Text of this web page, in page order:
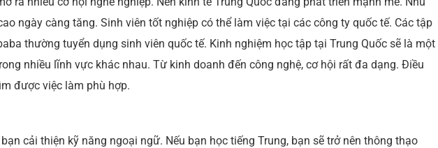
ngày càng tăng. Sinh viên tốt nghiệp có thể làm việc tại các công ty quốc tế. Các tập
thường tuyển dụng sinh viên quốc tế. Kinh nghiệm học tập tại Trung Quốc sẽ là một
nhiều lĩnh vực khác nhau. Từ kinh doanh đến công nghệ, cơ hội rất đa dạng. Điều
được việc làm phù hợp.
cải thiện kỹ năng ngoại ngữ. Nếu bạn học tiếng Trung, bạn sẽ trở nên thông thạo